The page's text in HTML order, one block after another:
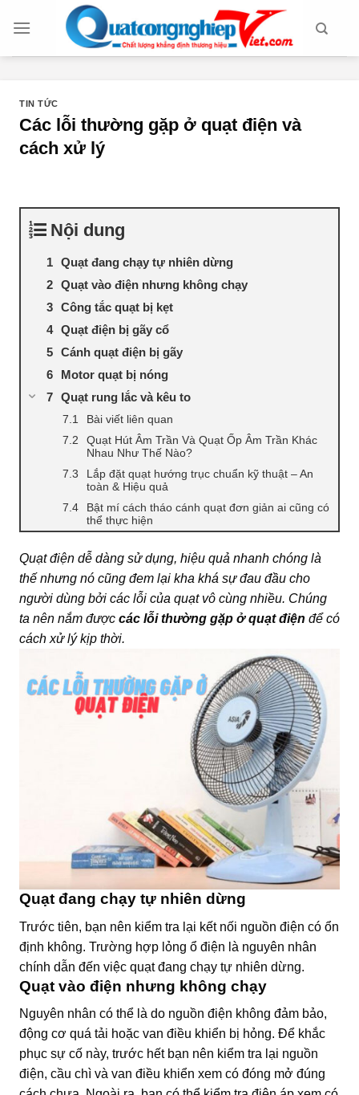
đến
TIN TỨC
Các lỗi thường gặp ở quạt điện và
cách xử lý
Nội dung
Quạt đang chạy tự nhiên dừng
Quạt vào điện nhưng không chạy
Công tắc quạt bị kẹt
Quạt điện bị gãy cổ
Cánh quạt điện bị gãy
Motor quạt bị nóng
Quạt rung lắc và kêu to
Bài viết liên quan
Quạt Hút Âm Trần Và Quạt Ốp Âm Trần Khác
Nhau Như Thế Nào?
Lắp đặt quạt hướng trục chuẩn kỹ thuật – An
toàn & Hiệu quả
Bật mí cách tháo cánh quạt đơn giản ai cũng có
thể thực hiện
Quạt điện dễ dàng sử dụng, hiệu quả nhanh chóng là
thế nhưng nó cũng đem lại kha khá sự đau đầu cho
người dùng bởi các lỗi của quạt vô cùng nhiều. Chúng
ta nên nắm được các lỗi thường gặp ở quạt điện để có
cách xử lý kịp thời.
Quạt đang chạy tự nhiên dừng
Trước tiên, bạn nên kiểm tra lại kết nối nguồn điện có ổn
định không. Trường hợp lỏng ổ điện là nguyên nhân
chính dẫn đến việc quạt đang chạy tự nhiên dừng.
Quạt vào điện nhưng không chạy
Nguyên nhân có thể là do nguồn điện không đảm bảo,
động cơ quá tải hoặc van điều khiển bị hỏng. Để khắc
phục sự cố này, trước hết bạn nên kiểm tra lại nguồn
điện, cầu chì và van điều khiển xem có đóng mở đúng